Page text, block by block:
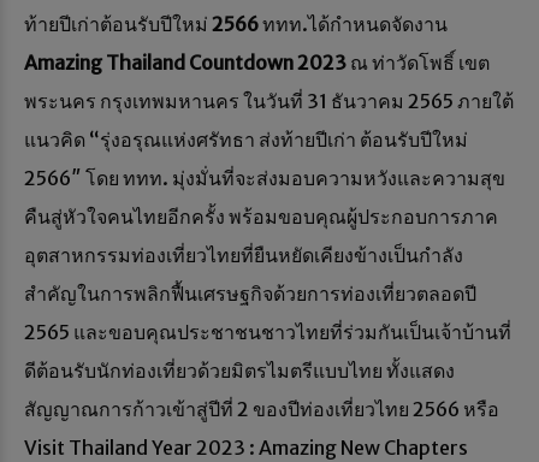
ท้ายปีเก่าต้อนรับปีใหม่ 2566ททท.ได้กำหนดจัดงาน
Amazing Thailand Countdown 2023 ณ ท่าวัดโพธิ์ เขต
พระนคร กรุงเทพมหานคร ในวันที่ 31 ธันวาคม 2565 ภายใต้
แนวคิด “รุ่งอรุณแห่งศรัทธา ส่งท้ายปีเก่า ต้อนรับปีใหม่
2566″ โดย ททท. มุ่งมั่นที่จะส่งมอบความหวังและความสุข
คืนสู่หัวใจคนไทยอีกครั้ง พร้อมขอบคุณผู้ประกอบการภาค
อุตสาหกรรมท่องเที่ยวไทยที่ยืนหยัดเคียงข้างเป็นกำลัง
สำคัญในการพลิกฟื้นเศรษฐกิจด้วยการท่องเที่ยวตลอดปี
2565 และขอบคุณประชาชนชาวไทยที่ร่วมกันเป็นเจ้าบ้านที่
ดีต้อนรับนักท่องเที่ยวด้วยมิตรไมตรีแบบไทย ทั้งแสดง
สัญญาณการก้าวเข้าสู่ปีที่ 2 ของปีท่องเที่ยวไทย 2566 หรือ
Visit Thailand Year 2023 : Amazing New Chapters